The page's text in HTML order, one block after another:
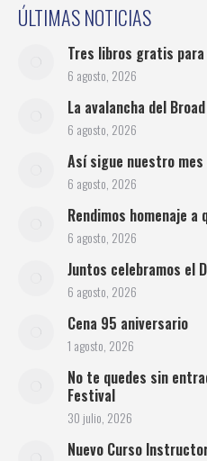
ÚLTIMAS NOTICIAS
Tres libros gratis
6 agosto, 2026
La avalancha del
6 agosto, 2026
Así sigue nuestro
6 agosto, 2026
Rendimos homenaje a
6 agosto, 2026
Juntos celebramos el
6 agosto, 2026
Cena 95 aniversario
1 agosto, 2026
No te quedes sin
Festival
30 julio, 2026
Nuevo Curso